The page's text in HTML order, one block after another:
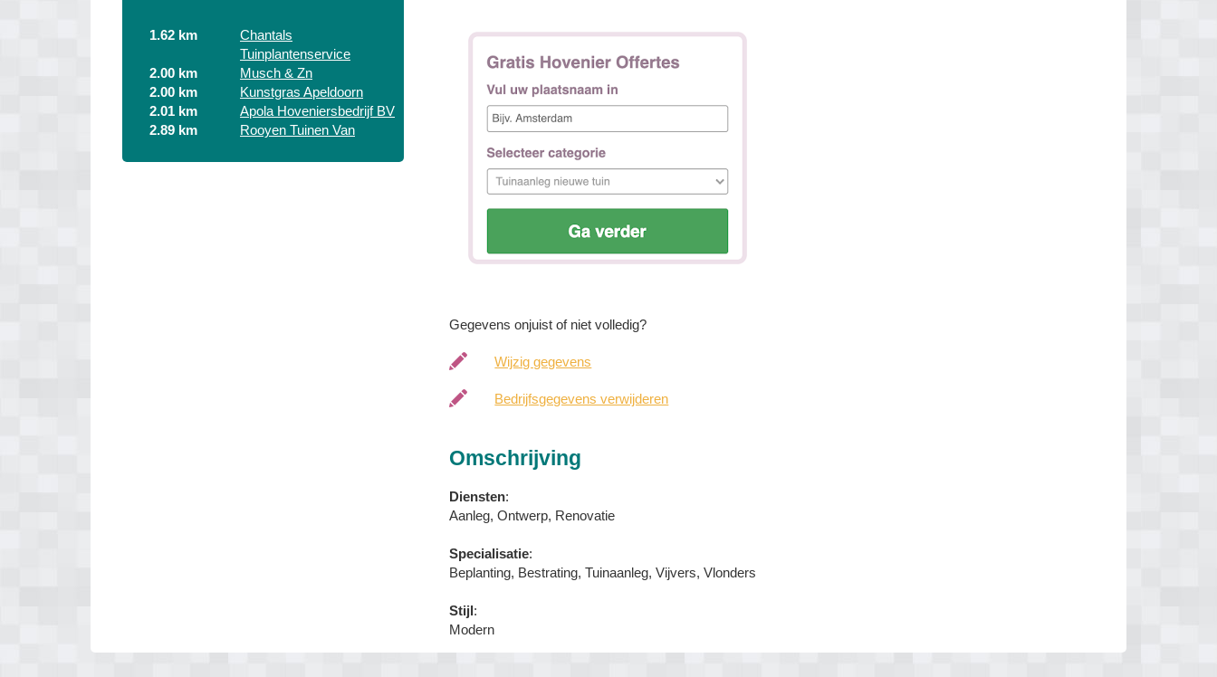
1.62 km
Chantals
Tuinplantenservice
2.00 km
Musch & Zn
2.00 km
Kunstgras Apeldoorn
2.01 km
Apola Hoveniersbedrijf BV
2.89 km
Rooyen Tuinen Van
Gegevens onjuist of niet volledig?
Wijzig gegevens
Bedrijfsgegevens verwijderen
Omschrijving
Diensten:
Aanleg, Ontwerp, Renovatie
Specialisatie:
Beplanting, Bestrating, Tuinaanleg, Vijvers, Vlonders
Stijl:
Modern